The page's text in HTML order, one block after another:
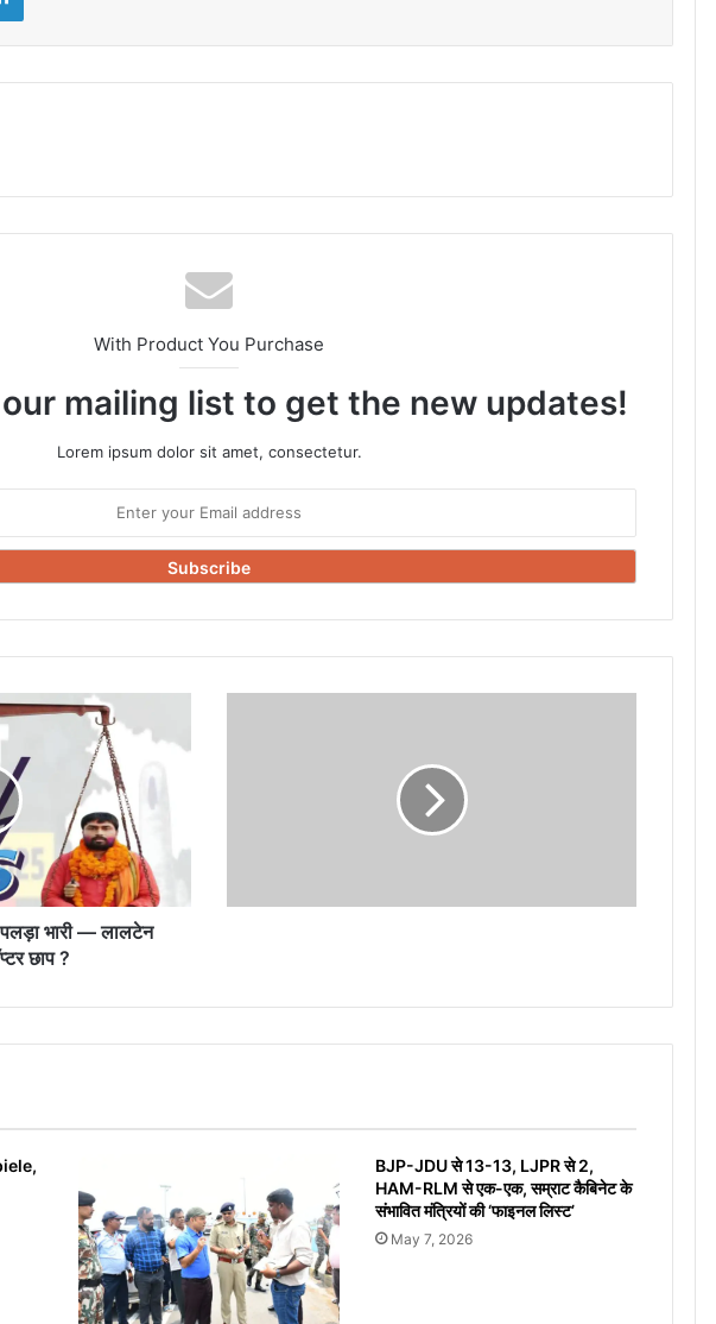
With Product You Purchase
mailing list to get the new updates!
Lorem ipsum dolor sit amet, consectetur.
भारी — लालटेन
छाप ?
BJP-JDU से 13-13, LJPR से 2,
HAM-RLM से एक-एक, सम्राट कैबिनेट के
संभावित मंत्रियों की ‘फाइनल लिस्ट’
May 7, 2026